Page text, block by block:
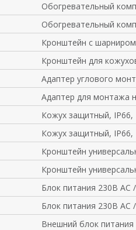
Обогревательный
Обогревательный
Кронштейн с
Кронштейн для
Адаптер углового
Адаптер для монтажа
Кожух защитный, IP66,
Кожух защитный, IP66,
Кронштейн
Кронштейн
Блок питания 230В AC
Блок питания 230В AC
Внешний блок питания